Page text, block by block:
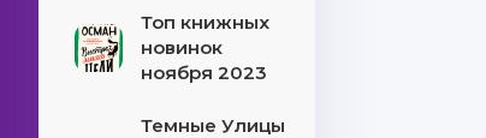
Топ книжных
новинок
ноября 2023
Темные Улицы